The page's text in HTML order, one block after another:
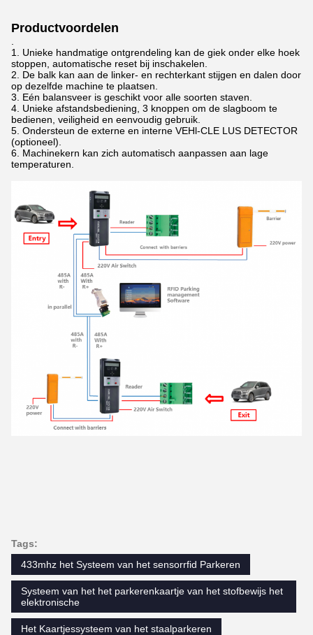
Productvoordelen
.
1. Unieke handmatige ontgrendeling kan de giek onder elke hoek
stoppen, automatische reset bij inschakelen.
2. De balk kan aan de linker- en rechterkant stijgen en dalen door
op dezelfde machine te plaatsen.
3. Eén balansveer is geschikt voor alle soorten staven.
4. Unieke afstandsbediening, 3 knoppen om de slagboom te
bedienen, veiligheid en eenvoudig gebruik.
5. Ondersteun de externe en interne VEHl-CLE LUS DETECTOR
(optioneel).
6. Machinekern kan zich automatisch aanpassen aan lage
temperaturen.
Tags:
433mhz het Systeem van het sensorrfid Parkeren
Systeem van het het parkerenkaartje van het stofbewijs het
elektronische
Het Kaartjessysteem van het staalparkeren